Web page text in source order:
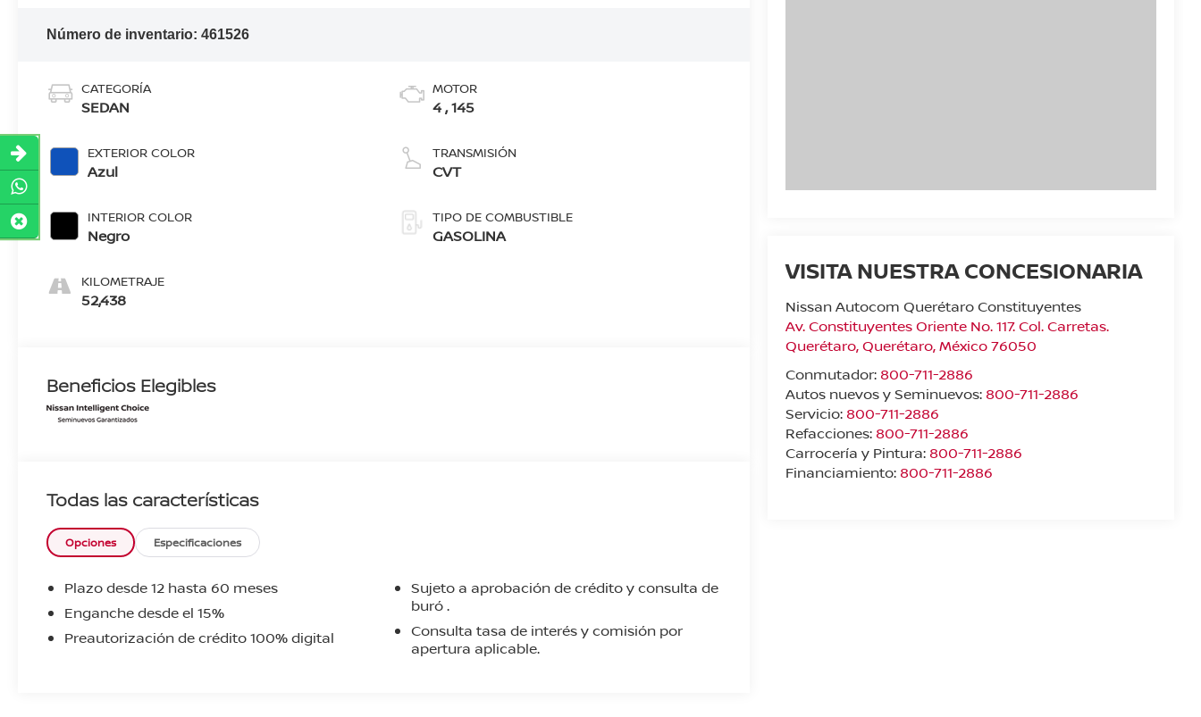
VISITA NUESTRA CONCESIONARIA
Nissan Autocom Querétaro Constituyentes
Av. Constituyentes Oriente No. 117. Col. Carretas.
Querétaro,Querétaro, México76050
Conmutador: 800-711-2886
Autos nuevos y Seminuevos: 800-711-2886
Servicio: 800-711-2886
Refacciones: 800-711-2886
Carrocería y Pintura: 800-711-2886
Financiamiento: 800-711-2886
Número de inventario:461526
CATEGORÍA
SEDAN
EXTERIOR COLOR
Azul
INTERIOR COLOR
Negro
KILOMETRAJE
52,438
MOTOR
4 , 145
TRANSMISIÓN
CVT
TIPO DE COMBUSTIBLE
GASOLINA
Beneficios Elegibles
Todas las características
Opciones Especificaciones
Plazo desde 12 hasta 60 meses
Enganche desde el 15%
Preautorización de crédito 100% digital
Sujeto a aprobación de crédito y consulta de
buró .
Consulta tasa de interés y comisión por
apertura aplicable.